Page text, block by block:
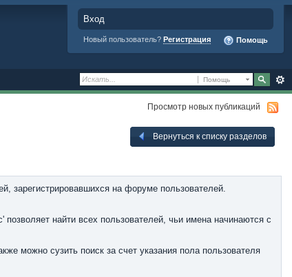
Вход
Новый пользователь? Регистрация Помощь
Помощь
Просмотр новых публикаций
Вернуться к списку разделов
зарегистрировавшихся на форуме пользователей.
найти всех пользователей, чьи имена начинаются с
можно сузить поиск за счет указания пола пользователя